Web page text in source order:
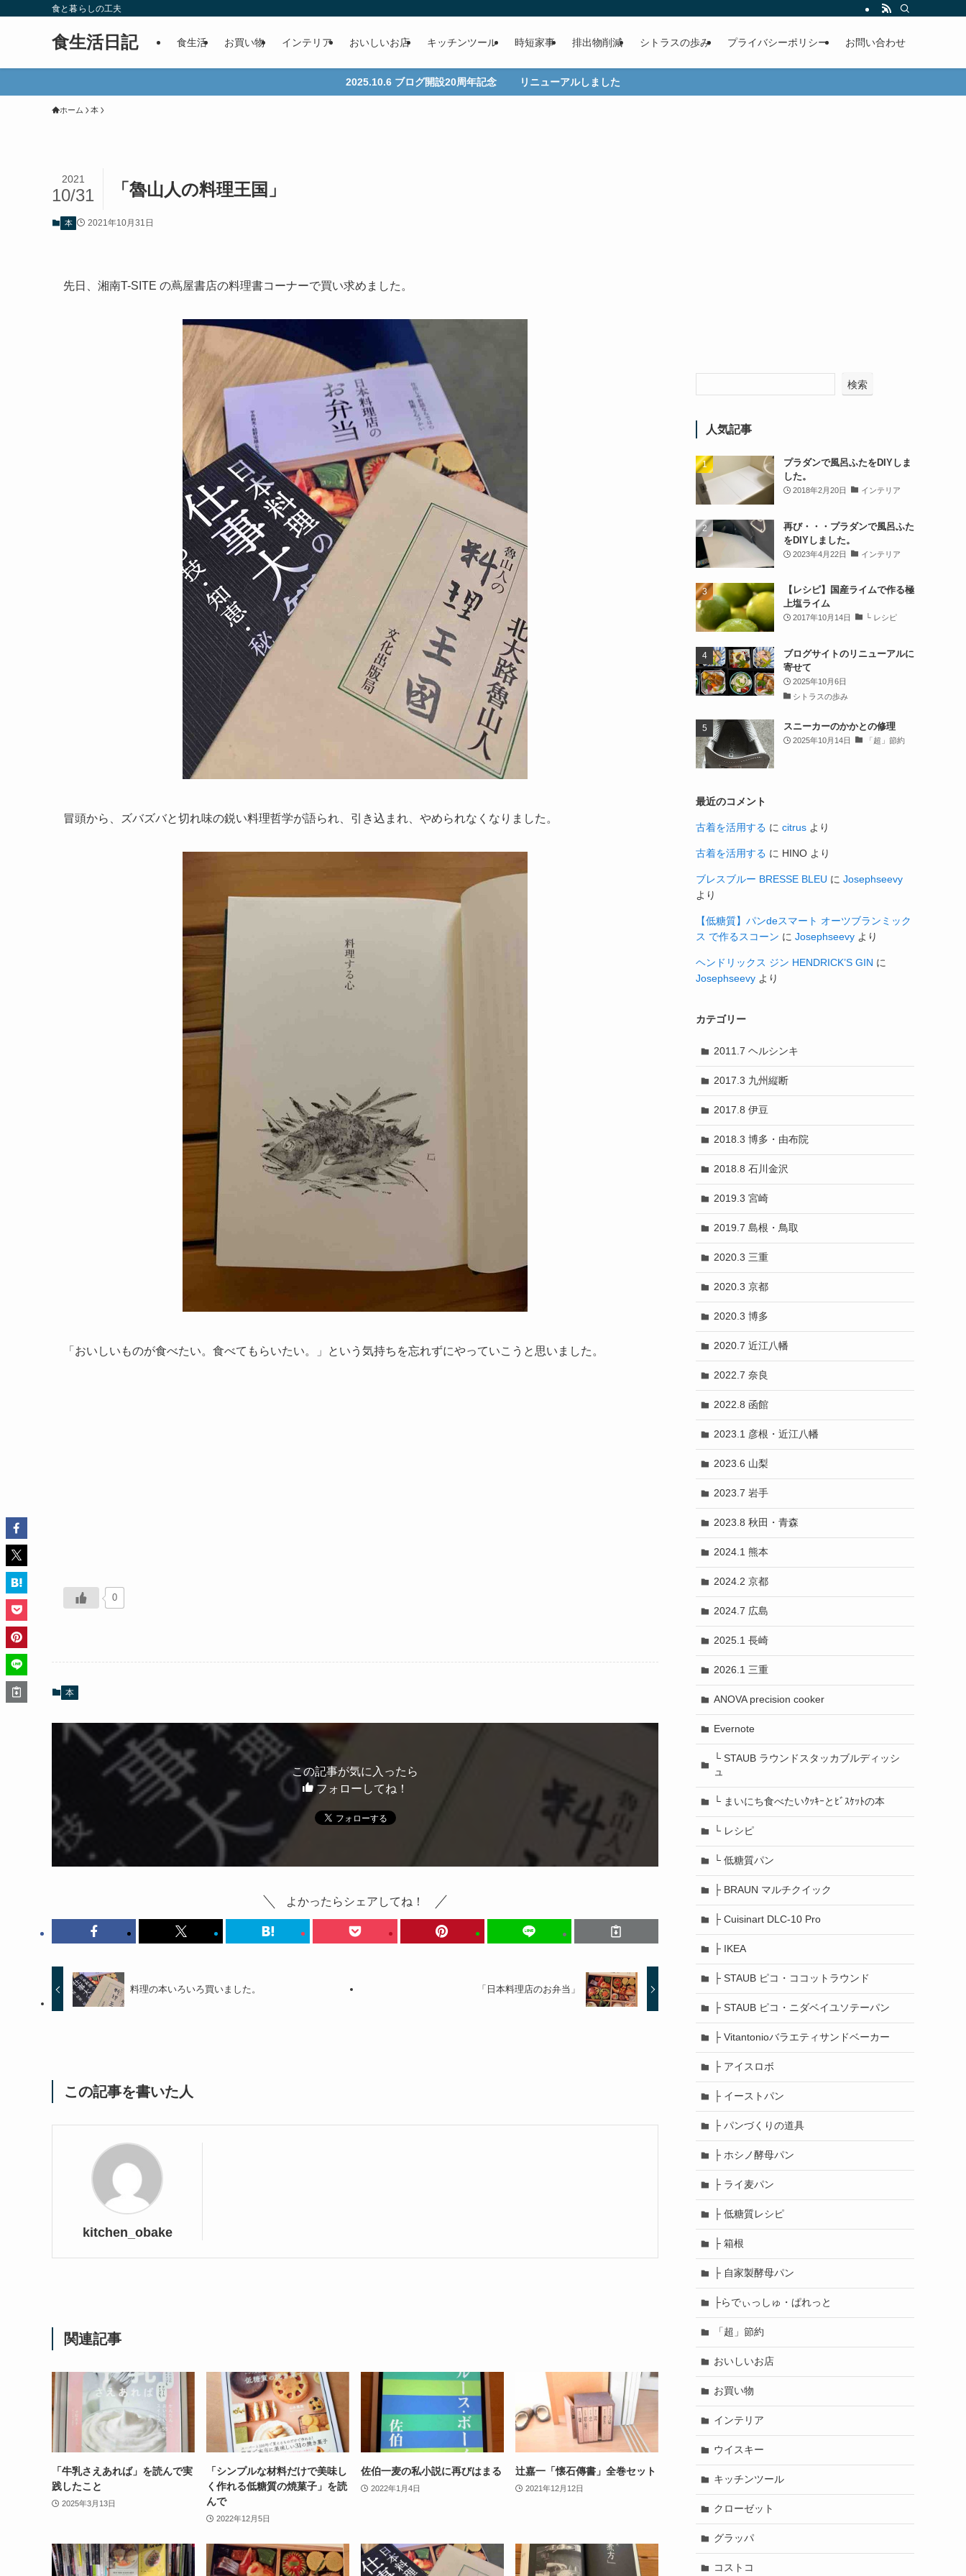
食と暮らしの工夫
食生活日記 食生活 お買い物 インテリア おいしいお店 キッチンツール 時短家事 排出物削減 シトラスの歩み プライバシーポリシー お問い合わせ
2025.10.6 ブログ開設20周年記念 リニューアルしました
ホーム 本
「魯山人の料理王国」
2021
10/31
本 2021年10月31日
先日、湘南T-SITE の蔦屋書店の料理書コーナーで買い求めました。
冒頭から、ズバズバと切れ味の鋭い料理哲学が語られ、引き込まれ、やめられなくなりました。
「おいしいものが食べたい。食べてもらいたい。」という気持ちを忘れずにやっていこうと思いました。
0
本
この記事が気に入ったら
フォローしてね！
よかったらシェアしてね！
料理の本いろいろ買いました。 「日本料理店のお弁当」
この記事を書いた人
kitchen_obake
関連記事
「牛乳さえあれば」を読んで実
践したこと
2025年3月13日
「シンプルな材料だけで美味し
く作れる低糖質の焼菓子」を読
んで
2022年12月5日
佐伯一麦の私小説に再びはまる
2022年1月4日
辻嘉一「懐石傳書」全巻セット
2021年12月12日
検索
人気記事
プラダンで風呂ふたをDIYしま
した。
2018年2月20日 インテリア
再び・・・プラダンで風呂ふた
をDIYしました。
2023年4月22日 インテリア
【レシピ】国産ライムで作る極
上塩ライム
2017年10月14日 └ レシピ
ブログサイトのリニューアルに
寄せて
2025年10月6日
シトラスの歩み
スニーカーのかかとの修理
2025年10月14日 「超」節約
最近のコメント
古着を活用する に citrus より
古着を活用する に HINO より
ブレスブルー BRESSE BLEU に Josephseevy
より
【低糖質】パンdeスマート オーツブランミック
ス で作るスコーン に Josephseevy より
ヘンドリックス ジン HENDRICK’S GIN に
Josephseevy より
カテゴリー
2011.7 ヘルシンキ
2017.3 九州縦断
2017.8 伊豆
2018.3 博多・由布院
2018.8 石川金沢
2019.3 宮崎
2019.7 島根・鳥取
2020.3 三重
2020.3 京都
2020.3 博多
2020.7 近江八幡
2022.7 奈良
2022.8 函館
2023.1 彦根・近江八幡
2023.6 山梨
2023.7 岩手
2023.8 秋田・青森
2024.1 熊本
2024.2 京都
2024.7 広島
2025.1 長崎
2026.1 三重
ANOVA precision cooker
Evernote
└ STAUB ラウンドスタッカブルディッシ
ュ
└ まいにち食べたいｸｯｷｰとﾋﾞｽｹｯﾄの本
└ レシピ
└ 低糖質パン
├ BRAUN マルチクイック
├ Cuisinart DLC-10 Pro
├ IKEA
├ STAUB ピコ・ココットラウンド
├ STAUB ピコ・ニダベイユソテーパン
├ Vitantonioバラエティサンドベーカー
├ アイスロボ
├ イーストパン
├ パンづくりの道具
├ ホシノ酵母パン
├ ライ麦パン
├ 低糖質レシピ
├ 箱根
├ 自家製酵母パン
├らでぃっしゅ・ぱれっと
「超」節約
おいしいお店
お買い物
インテリア
ウイスキー
キッチンツール
クローゼット
グラッパ
コストコ